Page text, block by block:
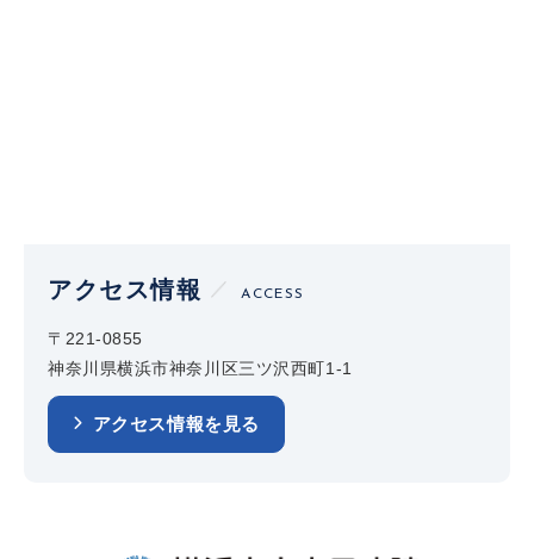
アクセス情報 ACCESS
〒221-0855
神奈川県横浜市神奈川区三ツ沢西町1-1
アクセス情報を見る